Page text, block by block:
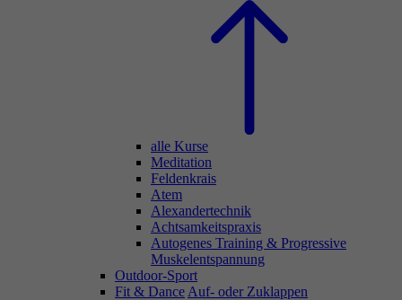
alle Kurse
Meditation
Feldenkrais
Atem
Alexandertechnik
Achtsamkeitspraxis
Autogenes Training & Progressive
Muskelentspannung
Outdoor-Sport
Fit & Dance Auf- oder Zuklappen